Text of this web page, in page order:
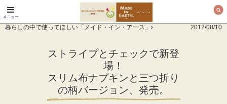
オーガニックコットン
メニュー
暮らしの中で使ってほしい「メイド・イン・アース」 2012/08/10
ストライプとチェックで新登
場！
スリム布ナプキンと三つ折り
の柄バージョン、発売。